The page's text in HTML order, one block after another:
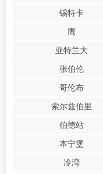
锡特卡
鹰
亚特兰大
张伯伦
哥伦布
索尔兹伯里
伯德站
本宁堡
冷湾